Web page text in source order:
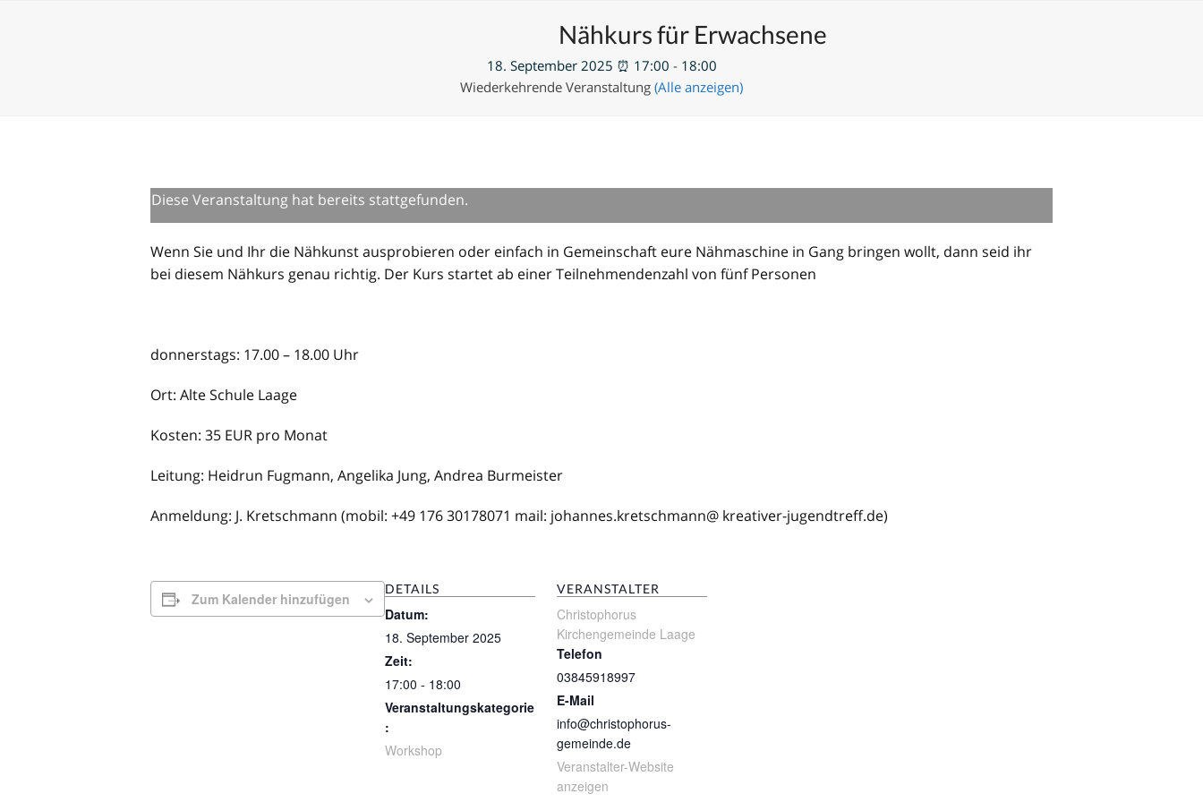
Nähkurs für Erwachsene
18. September 2025 ⏰ 17:00 - 18:00
Wiederkehrende Veranstaltung (Alle anzeigen)
Diese Veranstaltung hat bereits stattgefunden.
Wenn Sie und Ihr die Nähkunst ausprobieren oder einfach in Gemeinschaft eure Nähmaschine in Gang bringen wollt, dann seid ihr
bei diesem Nähkurs genau richtig. Der Kurs startet ab einer Teilnehmendenzahl von fünf Personen
donnerstags: 17.00 – 18.00 Uhr
Ort: Alte Schule Laage
Kosten: 35 EUR pro Monat
Leitung: Heidrun Fugmann, Angelika Jung, Andrea Burmeister
Anmeldung: J. Kretschmann (mobil: +49 176 30178071 mail: johannes.kretschmann@ kreativer-jugendtreff.de)
Zum Kalender hinzufügen
DETAILS
Datum:
18. September 2025
Zeit:
17:00 - 18:00
Veranstaltungskategorie
:
Workshop
VERANSTALTER
Christophorus
Kirchengemeinde Laage
Telefon
03845918997
E-Mail
info@christophorus-
gemeinde.de
Veranstalter-Website
anzeigen